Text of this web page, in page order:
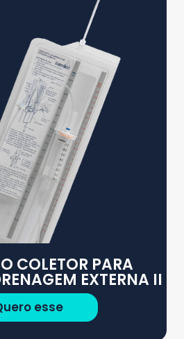
COLETOR PARA
EXTERNA II
esse